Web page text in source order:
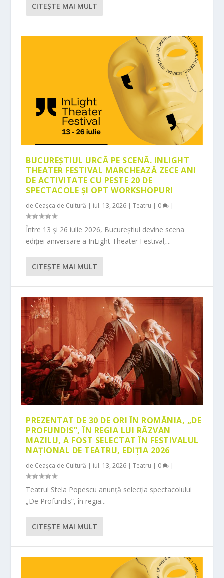
CITEŞTE MAI MULT
BUCUREȘTIUL URCĂ PE SCENĂ. INLIGHT
THEATER FESTIVAL MARCHEAZĂ ZECE ANI
DE ACTIVITATE CU PESTE 20 DE
SPECTACOLE ȘI OPT WORKSHOPURI
de Ceașca de Cultură | iul. 13, 2026 |Teatru | 0 |
Între 13 și 26 iulie 2026, Bucureștiul devine scena
ediției aniversare a InLight Theater Festival,...
CITEŞTE MAI MULT
PREZENTAT DE 30 DE ORI ÎN ROMÂNIA, „DE
PROFUNDIS”, ÎN REGIA LUI RĂZVAN
MAZILU, A FOST SELECTAT ÎN FESTIVALUL
NAȚIONAL DE TEATRU, EDIȚIA 2026
de Ceașca de Cultură | iul. 13, 2026 |Teatru | 0 |
Teatrul Stela Popescu anunță selecția spectacolului
„De Profundis”, în regia...
CITEŞTE MAI MULT